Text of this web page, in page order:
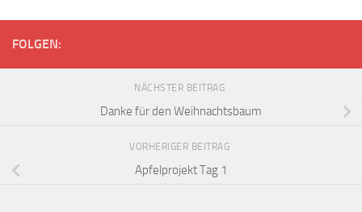
FOLGEN:
NÄCHSTER BEITRAG
Danke für den Weihnachtsbaum
VORHERIGER BEITRAG
Apfelprojekt Tag 1